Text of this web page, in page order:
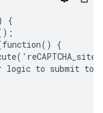
{
{
logic to submit to